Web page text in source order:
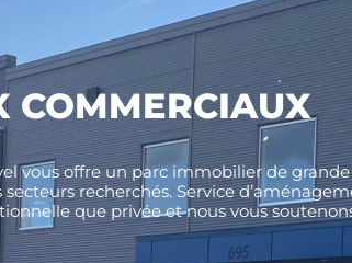
COMMERCIAUX
vous offre un parc immobilier de
recherchés. Service
que privée et nous vous